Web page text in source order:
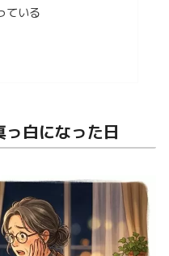
ている
白になった日